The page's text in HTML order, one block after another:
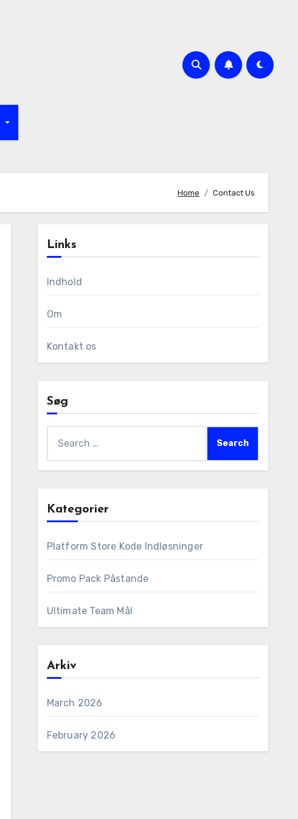
Home Contact Us
Links
Indhold
Om
Kontakt os
Søg
for:
Kategorier
Platform Store Kode Indløsninger
Promo Pack Påstande
Ultimate Team Mål
Arkiv
March 2026
February 2026